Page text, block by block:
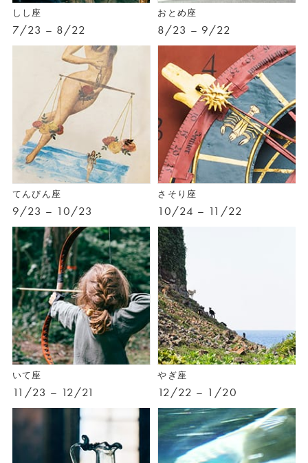
しし座
7/23 – 8/22
おとめ座
8/23 – 9/22
てんびん座
9/23 – 10/23
さそり座
10/24 – 11/22
いて座
11/23 – 12/21
やぎ座
12/22 – 1/20